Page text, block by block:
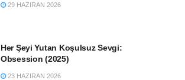
29 HAZIRAN 2026
Her Şeyi Yutan Koşulsuz Sevgi:
Obsession (2025)
23 HAZIRAN 2026